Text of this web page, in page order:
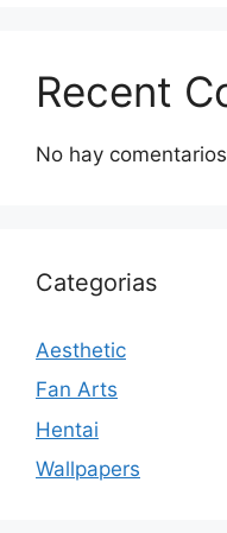
Recent
No hay
Categorias
Aesthetic
Fan Arts
Hentai
Wallpapers